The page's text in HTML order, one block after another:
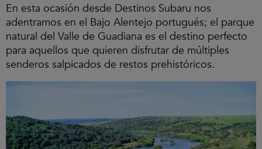
En esta ocasión desde Destinos Subaru nos
adentramos en el Bajo Alentejo portugués; el parque
natural del Valle de Guadiana es el destino perfecto
para aquellos que quieren disfrutar de múltiples
senderos salpicados de restos prehistóricos.